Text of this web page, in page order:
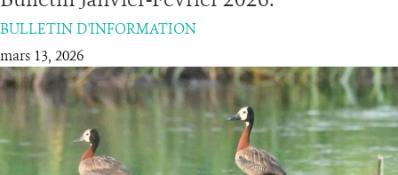
RESSOURCES
DONATE
BULLETIN D'INFORMATION
mars 13, 2026